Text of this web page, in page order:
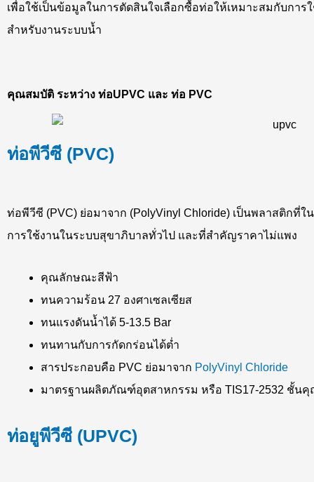
เพื่อใช้เป็นข้อมูลในการตัดสินใจเลือกซื้อท่อให้เหมาะสมกับกา
สำหรับงานระบบน้ำ
คุณสมบัติ ระหว่าง ท่อUPVC และ ท่อ PVC
ท่อพีวีซี (PVC)
ท่อพีวีซี (PVC) ย่อมาจาก (PolyVinyl Chloride) เป็นพลาสติก
การใช้งานในระบบสุขาภิบาลทั่วไป และที่สำคัญราคาไม่แพง
คุณลักษณะสีฟ้า
ทนความร้อน 27 องศาเซลเซียส
ทนแรงดันน้ำได้ 5-13.5 Bar
ทนทานกับการกัดกร่อนได้ต่ำ
สารประกอบคือ PVC ย่อมาจาก PolyVinyl Chloride
มาตรฐานผลิตภัณฑ์อุตสาหกรรม หรือ TIS17-2532 ชั้นคุ
ท่อยูพีวีซี (UPVC)